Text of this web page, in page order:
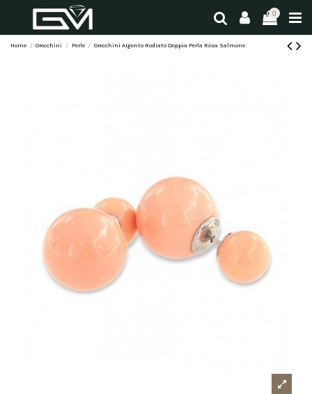
0
Home Orecchini Perle Orecchini Argento Rodiato Doppia Perla Rosa Salmone